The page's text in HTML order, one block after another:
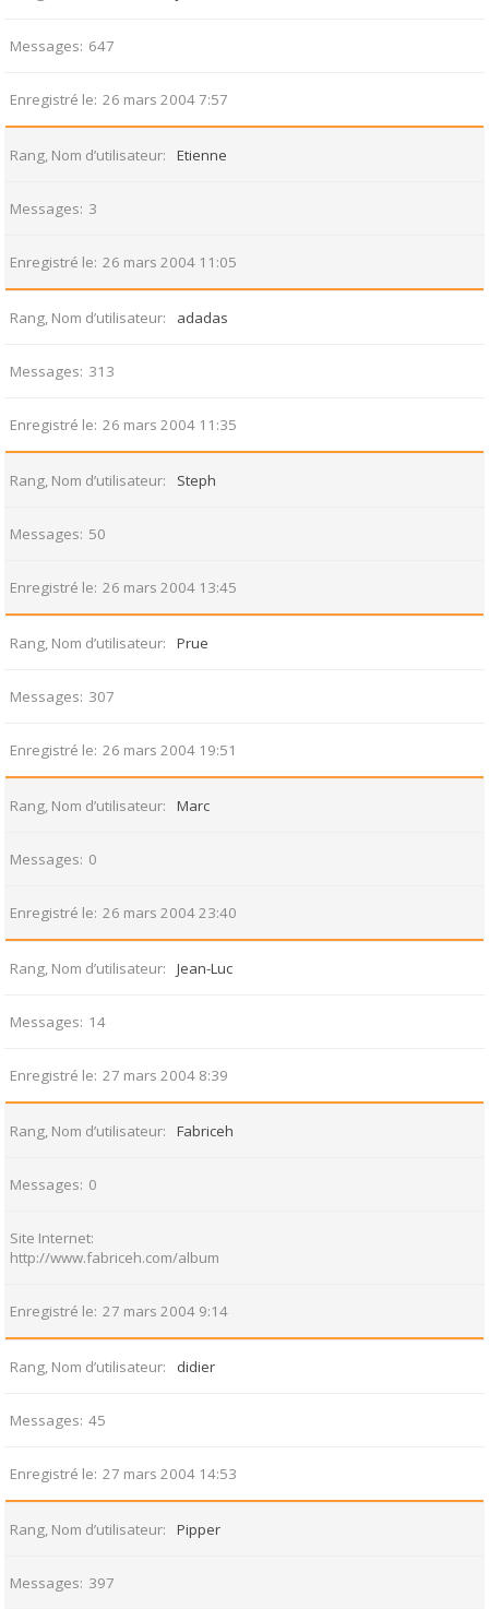
Messages 647
Enregistré le 26 mars 2004 7:57
Rang, Nom d’utilisateur Etienne
Messages 3
Enregistré le 26 mars 2004 11:05
Rang, Nom d’utilisateur adadas
Messages 313
Enregistré le 26 mars 2004 11:35
Rang, Nom d’utilisateur Steph
Messages 50
Enregistré le 26 mars 2004 13:45
Rang, Nom d’utilisateur Prue
Messages 307
Enregistré le 26 mars 2004 19:51
Rang, Nom d’utilisateur Marc
Messages 0
Enregistré le 26 mars 2004 23:40
Rang, Nom d’utilisateur Jean-Luc
Messages 14
Enregistré le 27 mars 2004 8:39
Rang, Nom d’utilisateur Fabriceh
Messages 0
Site Internet
http://www.fabriceh.com/album
Enregistré le 27 mars 2004 9:14
Rang, Nom d’utilisateur didier
Messages 45
Enregistré le 27 mars 2004 14:53
Rang, Nom d’utilisateur Pipper
Messages 397